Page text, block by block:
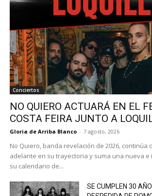
Conciertos
NO QUIERO ACTUARÁ EN EL
COSTA FEIRA JUNTO A
Gloria de Arriba Blanco - 7 agosto, 2026
No Quiero, banda revelación de 2026, continúa
adelante en su trayectoria y suma una nueva e
su calendario de...
SE CUMPLEN 30